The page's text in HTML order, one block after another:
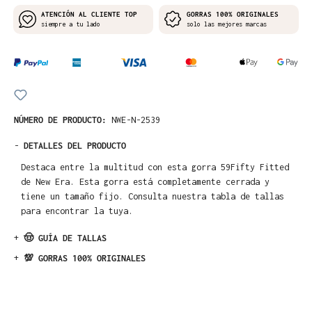
ATENCIÓN AL CLIENTE TOP
siempre a tu lado
GORRAS 100% ORIGINALES
solo las mejores marcas
NÚMERO DE PRODUCTO: NWE-N-2539
- DETALLES DEL PRODUCTO
Destaca entre la multitud con esta gorra 59Fifty Fitted
de New Era. Esta gorra está completamente cerrada y
tiene un tamaño fijo. Consulta nuestra tabla de tallas
para encontrar la tuya.
+ 🤠 GUÍA DE TALLAS
+ 💯 GORRAS 100% ORIGINALES